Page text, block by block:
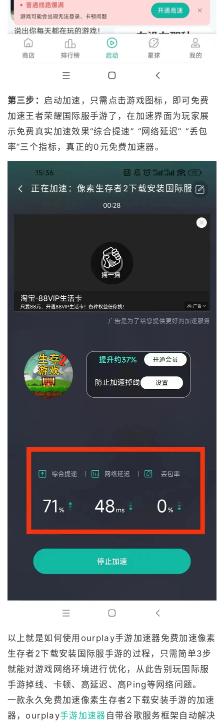
第三步： 启动加速，只需点击游戏图标，即可免费
加速王者荣耀国际服手游了，在加速界面为玩家展
示免费真实加速效果“综合提速” “网络延迟” “丢包
率”三个指标，真正的0元免费加速器。
正在加速：像素生存者2下载安装国际服
以上就是如何使用ourplay手游加速器免费加速像素
生存者2下载安装国际服手游的过程，只需简单3步
就能对游戏网络环境进行优化，从此告别玩国际服
手游掉线、卡顿、高延迟、高Ping等网络问题。
一款永久免费加速像素生存者2下载安装手游的加速
器，ourplay手游加速器 自带谷歌服务框架自动解决